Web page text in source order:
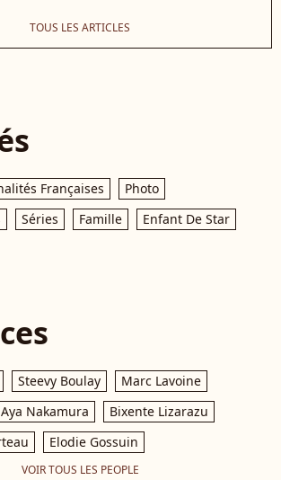
TOUS LES ARTICLES
Françaises
Photo
Séries Famille
Enfant De Star
Steevy Boulay
Marc Lavoine
Aya Nakamura
Bixente Lizarazu
Elodie Gossuin
VOIR TOUS LES PEOPLE